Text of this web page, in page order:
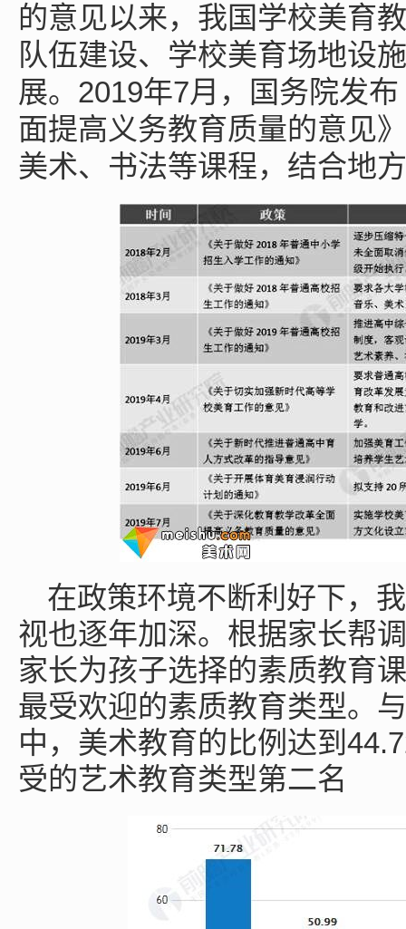
的意见以来，我国学校美育
队伍建设、学校美育场地设
展。2019年7月，国务院发
面提高义务教育质量的意见
美术、书法等课程，结合地
在政策环境不断利好下，
视也逐年加深。根据家长帮
家长为孩子选择的素质教育
最受欢迎的素质教育类型。
中，美术教育的比例达到
受的艺术教育类型第二名